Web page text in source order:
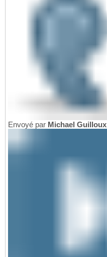
Envoyé par Michael Guilloux